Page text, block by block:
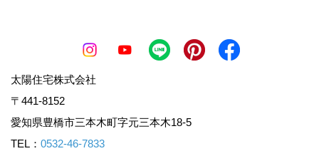
太陽住宅株式会社
〒441-8152
愛知県豊橋市三本木町字元三本木18-5
TEL： 0532-46-7833